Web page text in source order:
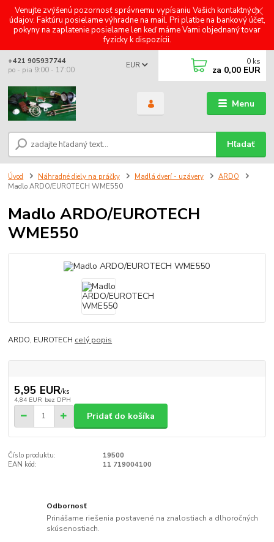
Venujte zvýšenú pozornosť správnemu vypísaniu Vašich kontaktných
údajov. Faktúru posielame výhradne na mail. Pri platbe na bankový účet,
pokyny na zaplatenie posielame len keď máme Vami objednaný tovar
fyzicky k dispozícii.
Menu
EUR
Hľadať
+421 905937744
po - pia 9:00 - 17:00
0 ks
za 0,00 EUR
Úvod Náhradné diely na práčky Madlá dverí - uzávery
ARDO
Madlo ARDO/EUROTECH WME550
Madlo ARDO/EUROTECH
WME550
ARDO, EUROTECH celý popis
5,95 EUR/ks
4,84 EUR bez DPH
Pridať do košíka
Číslo produktu:
19500
EAN kód:
11 719004100
Odbornosť
Prinášame riešenia postavené na znalostiach a dlhoročných
skúsenostiach.